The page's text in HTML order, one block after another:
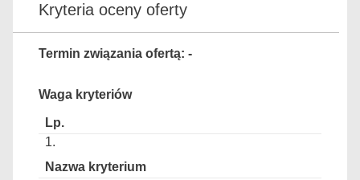
Kryteria oceny oferty
Termin związania ofertą: -
Waga kryteriów
1.